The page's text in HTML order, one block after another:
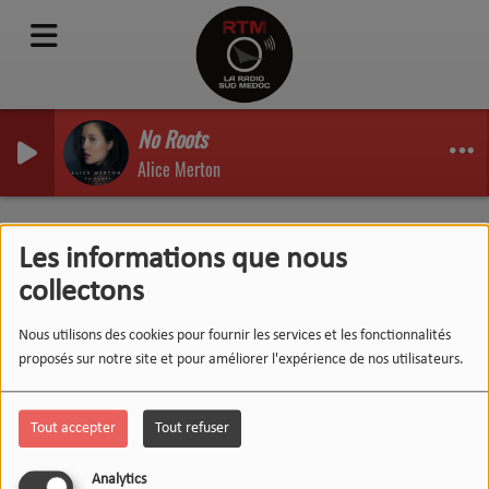
Les informations que nous
collectons
Nous utilisons des cookies pour fournir les services et les fonctionnalités
proposés sur notre site et pour améliorer l'expérience de nos utilisateurs.
Tout accepter Tout refuser
Analytics
No Roots
Alice Merton
La Matinale : Emission du
14/06/21